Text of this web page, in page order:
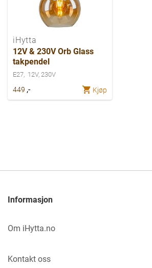
iHytta
12V & 230V Orb Glass
takpendel
E27 12V, 230V
449 ,- Kjøp
Informasjon
Om iHytta.no
Kontakt oss